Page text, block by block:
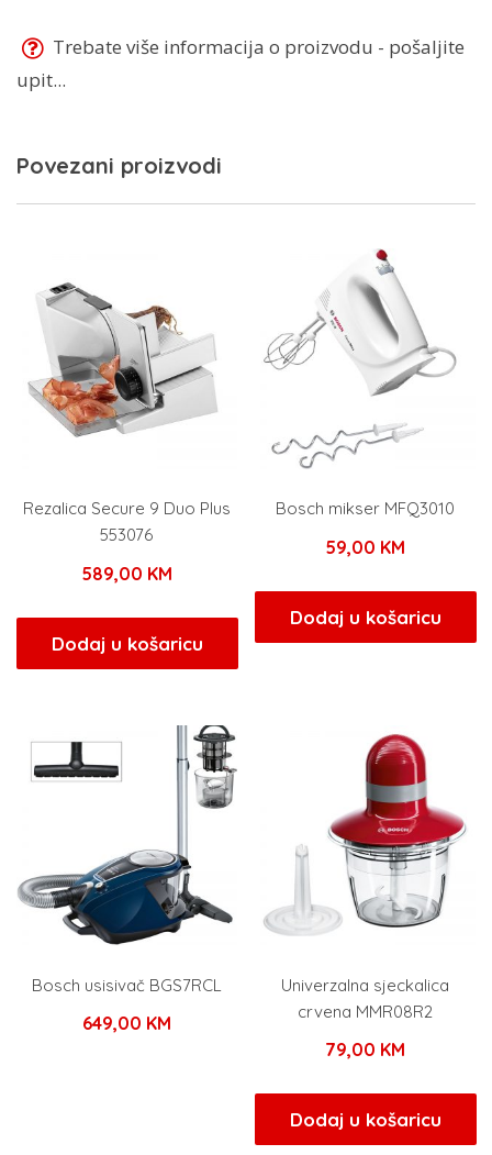
Trebate više informacija o proizvodu - pošaljite
upit...
Povezani proizvodi
Rezalica Secure 9 Duo Plus
553076
589,00 KM
Dodaj u košaricu
Bosch mikser MFQ3010
59,00 KM
Dodaj u košaricu
Bosch usisivač BGS7RCL
649,00 KM
Univerzalna sjeckalica
crvena MMR08R2
79,00 KM
Dodaj u košaricu